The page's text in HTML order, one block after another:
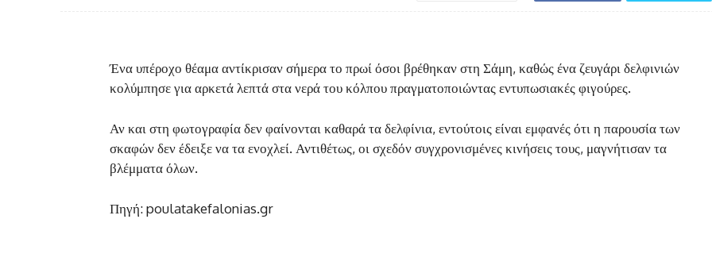
Ένα υπέροχο θέαμα αντίκρισαν σήμερα το πρωί όσοι βρέθηκαν στη Σάμη, καθώς ένα ζευγάρι δελφινιών
κολύμπησε για αρκετά λεπτά στα νερά του κόλπου πραγματοποιώντας εντυπωσιακές φιγούρες.
Αν και στη φωτογραφία δεν φαίνονται καθαρά τα δελφίνια, εντούτοις είναι εμφανές ότι η παρουσία των
σκαφών δεν έδειξε να τα ενοχλεί. Αντιθέτως, οι σχεδόν συγχρονισμένες κινήσεις τους, μαγνήτισαν τα
βλέμματα όλων.
Πηγή: poulatakefalonias.gr